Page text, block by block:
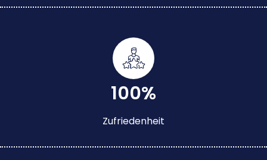
100%
Zufriedenheit